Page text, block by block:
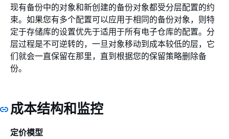
现有备份中的对象和新创建的备份对象都受分层配置的约
束。如果您有多个配置可以应用于相同的备份对象，则特
定于存储库的设置优先于适用于所有电子仓库的配置。分
层过程是不可逆转的，一旦对象移动到成本较低的层，它
们就会一直保留在那里，直到根据您的保留策略删除备
份。
成本结构和监控
定价模型